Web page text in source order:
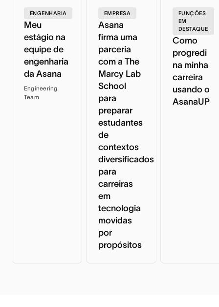
ENGENHARIA
Meu
estágio na
equipe de
engenharia
da Asana
Engineering
Team
EMPRESA
Asana
firma uma
parceria
com a The
Marcy Lab
School
para
preparar
estudantes
de
contextos
diversificados
para
carreiras
em
tecnologia
movidas
por
propósitos
FUNÇÕES
EM
DESTAQUE
Como
progredi
na minha
carreira
usando o
AsanaUP